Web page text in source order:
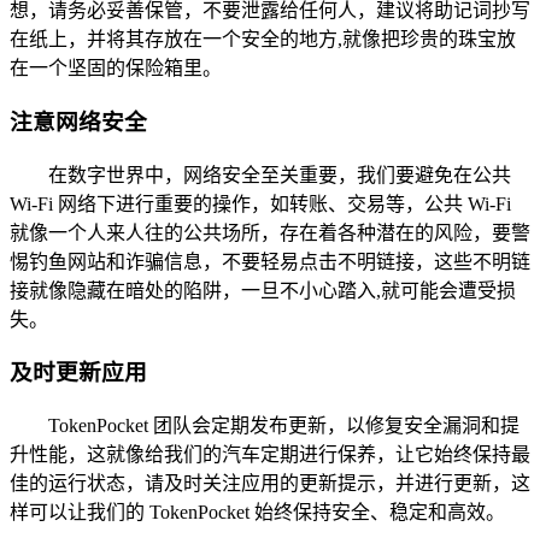
想，请务必妥善保管，不要泄露给任何人，建议将助记词抄写
在纸上，并将其存放在一个安全的地方,就像把珍贵的珠宝放
在一个坚固的保险箱里。
注意网络安全
在数字世界中，网络安全至关重要，我们要避免在公共
Wi-Fi 网络下进行重要的操作，如转账、交易等，公共 Wi-Fi
就像一个人来人往的公共场所，存在着各种潜在的风险，要警
惕钓鱼网站和诈骗信息，不要轻易点击不明链接，这些不明链
接就像隐藏在暗处的陷阱，一旦不小心踏入,就可能会遭受损
失。
及时更新应用
TokenPocket 团队会定期发布更新，以修复安全漏洞和提
升性能，这就像给我们的汽车定期进行保养，让它始终保持最
佳的运行状态，请及时关注应用的更新提示，并进行更新，这
样可以让我们的 TokenPocket 始终保持安全、稳定和高效。